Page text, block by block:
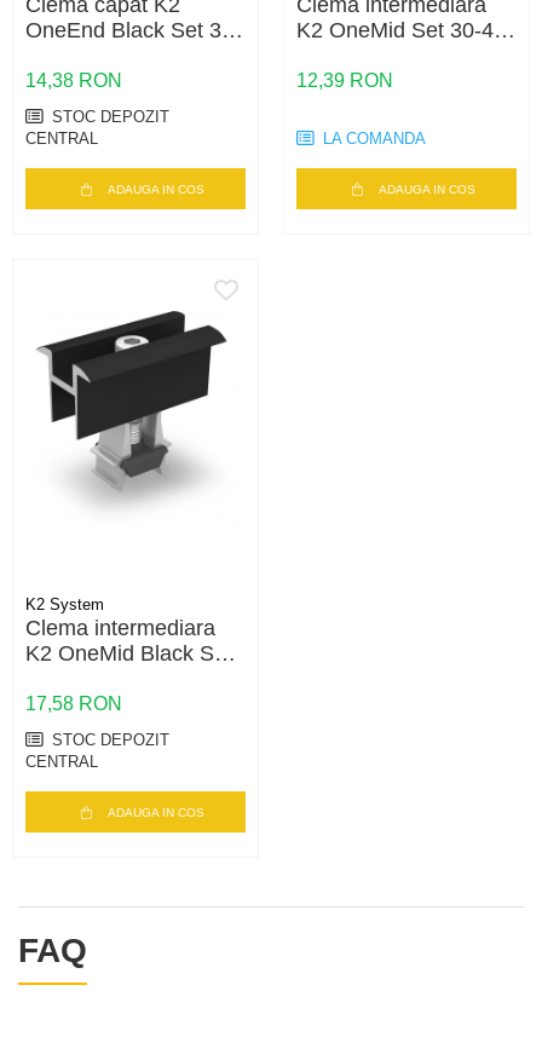
Clema capat K2
OneEnd Black Set 30-
42mm, negru
14,38 RON
STOC DEPOZIT
CENTRAL
ADAUGA IN COS
Clema intermediara
K2 OneMid Set 30-42
42mm, aluminiu
12,39 RON
LA COMANDA
ADAUGA IN COS
K2 System
Clema intermediara
K2 OneMid Black Set
30-42mm, negru
17,58 RON
STOC DEPOZIT
CENTRAL
ADAUGA IN COS
FAQ